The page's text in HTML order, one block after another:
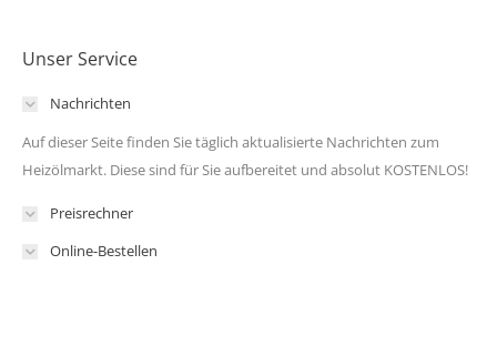
Unser Service
Nachrichten
Auf dieser Seite finden Sie täglich aktualisierte Nachrichten zum
Heizölmarkt. Diese sind für Sie aufbereitet und absolut KOSTENLOS!
Preisrechner
Online-Bestellen